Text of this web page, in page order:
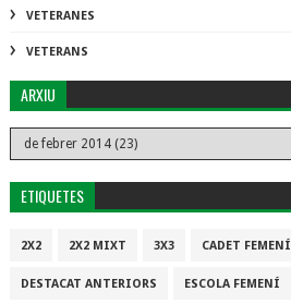
VETERANES
VETERANS
ARXIU
ETIQUETES
2X2 2X2 MIXT 3X3 CADET FEMENÍ
DESTACAT ANTERIORS ESCOLA FEMENÍ